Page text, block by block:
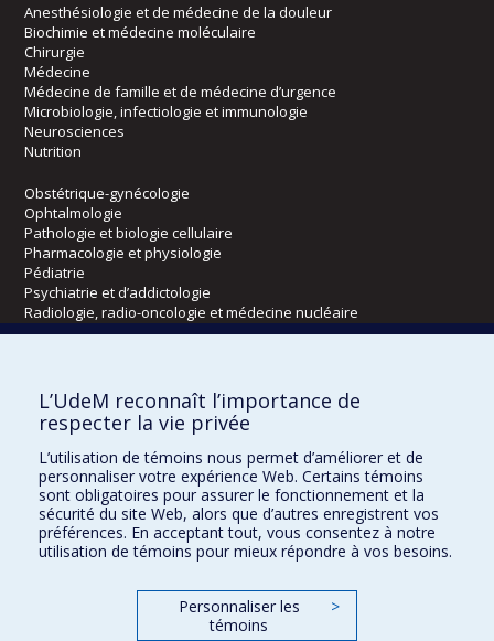
Anesthésiologie et de médecine de la douleur
Biochimie et médecine moléculaire
Chirurgie
Médecine
Médecine de famille et de médecine d’urgence
Microbiologie, infectiologie et immunologie
Neurosciences
Nutrition
Obstétrique-gynécologie
Ophtalmologie
Pathologie et biologie cellulaire
Pharmacologie et physiologie
Pédiatrie
Psychiatrie et d’addictologie
Radiologie, radio-oncologie et médecine nucléaire
Kinésiologie et des sciences de l’activité physique
Orthophonie et audiologie
Réadaptation
Directions
DPC
CPASS
L’UdeM reconnaît l’importance de
respecter la vie privée
L’utilisation de témoins nous permet d’améliorer et de
personnaliser votre expérience Web. Certains témoins
sont obligatoires pour assurer le fonctionnement et la
sécurité du site Web, alors que d’autres enregistrent vos
préférences. En acceptant tout, vous consentez à notre
utilisation de témoins pour mieux répondre à vos besoins.
Personnaliser les
témoins
>